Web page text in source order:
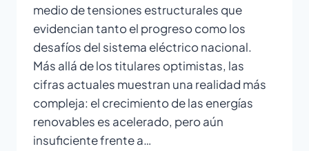
medio de tensiones estructurales que
evidencian tanto el progreso como los
desafíos del sistema eléctrico nacional.
Más allá de los titulares optimistas, las
cifras actuales muestran una realidad más
compleja: el crecimiento de las energías
renovables es acelerado, pero aún
insuficiente frente a…